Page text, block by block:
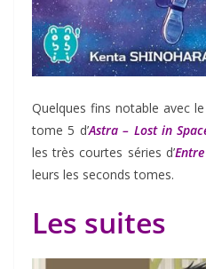
Quelques fins notable avec
tome 5 d’Astra – Lost in
les très courtes séries d’
leurs les seconds tomes.
Les suites